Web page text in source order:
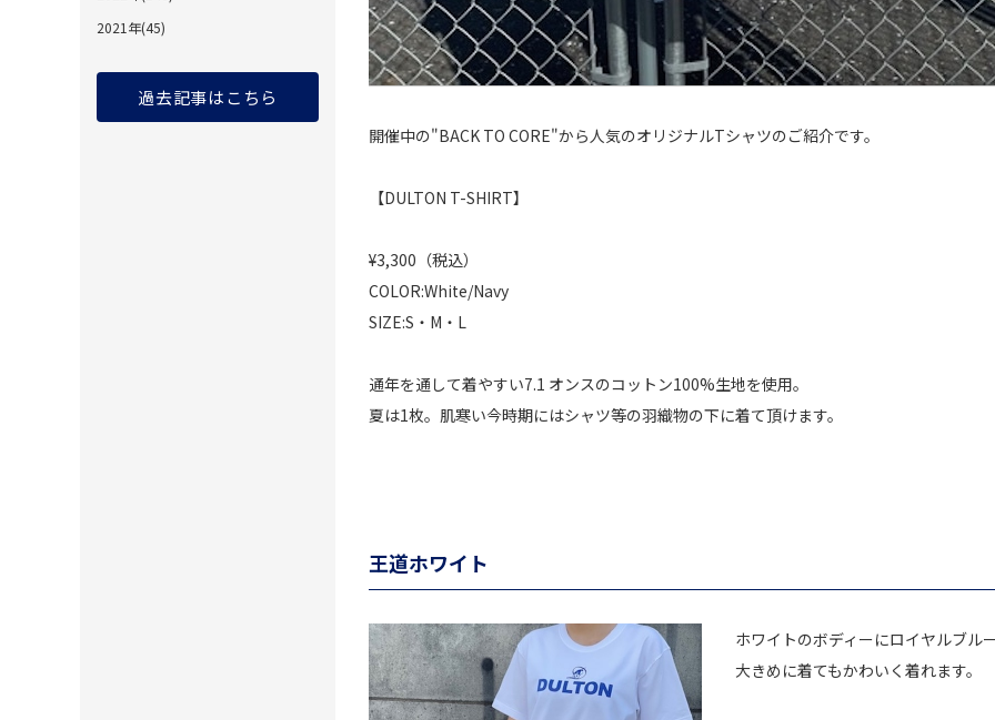
2021年(45)
過去記事はこちら
開催中の"BACK TO CORE"から人気のオリジナルTシャツのご紹介です。
【DULTON T-SHIRT】
¥3,300（税込）
COLOR:White/Navy
SIZE:S・M・L
通年を通して着やすい7.1 オンスのコットン100%生地を使用。
夏は1枚。肌寒い今時期にはシャツ等の羽織物の下に着て頂けます。
王道ホワイト
ホワイトのボディーにロイヤルブル
大きめに着てもかわいく着れます。